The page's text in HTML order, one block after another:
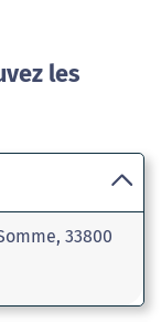
les
33800